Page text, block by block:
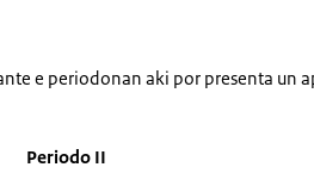
e periodonan aki por presenta un
Periodo II